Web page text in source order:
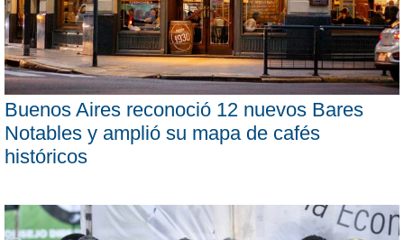
Buenos Aires reconoció 12 nuevos Bares
Notables y amplió su mapa de cafés
históricos